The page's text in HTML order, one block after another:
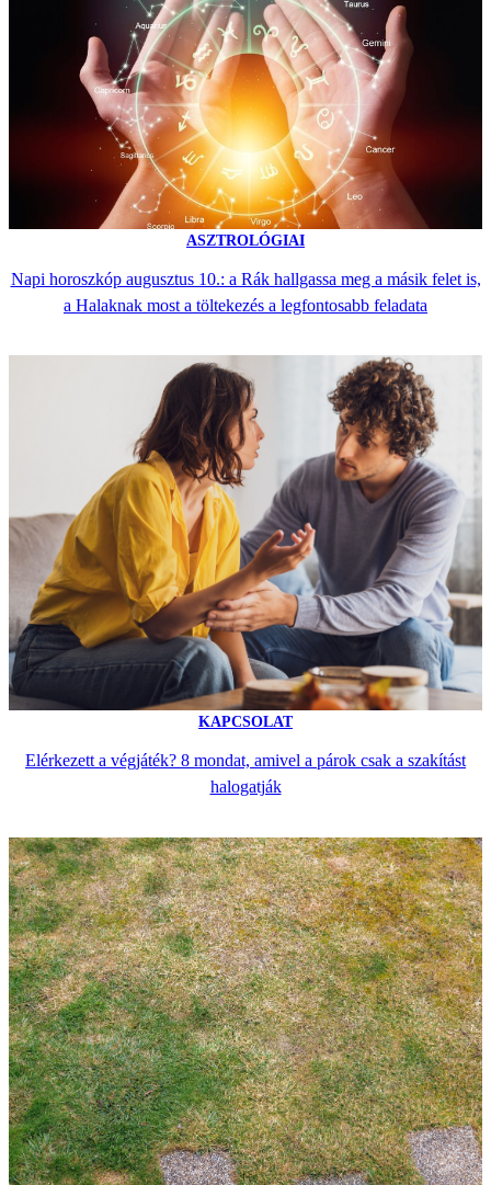
ASZTROLÓGIAI
Napi horoszkóp augusztus 10.: a Rák hallgassa meg a másik felet is,
a Halaknak most a töltekezés a legfontosabb feladata
KAPCSOLAT
Elérkezett a végjáték? 8 mondat, amivel a párok csak a szakítást
halogatják